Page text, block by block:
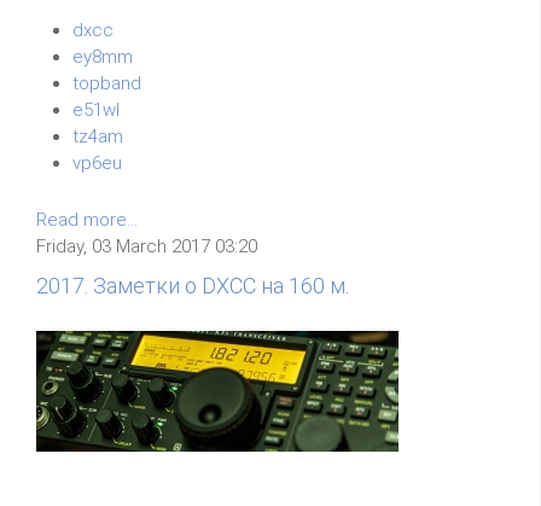
dxcc
ey8mm
topband
e51wl
tz4am
vp6eu
Read more...
Friday, 03 March 2017 03:20
2017. Заметки о DXCC на 160 м.